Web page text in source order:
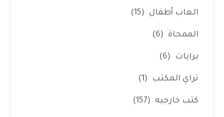
العاب أطفال (15)
الممحاة (6)
برايات (6)
تراي المكتب (1)
كتب خارجيه (157)